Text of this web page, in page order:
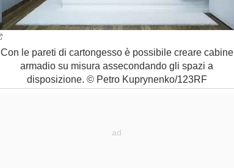
Con le pareti di cartongesso è possibile creare cabine
armadio su misura assecondando gli spazi a
disposizione. © Petro Kuprynenko/123RF